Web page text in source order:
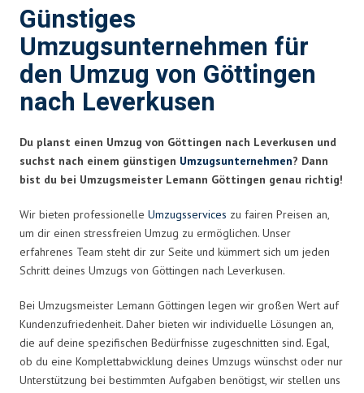
Günstiges
Umzugsunternehmen für
den Umzug von Göttingen
nach Leverkusen
Du planst einen Umzug von Göttingen nach Leverkusen und
suchst nach einem günstigen Umzugsunternehmen? Dann
bist du bei Umzugsmeister Lemann Göttingen genau richtig!
Wir bieten professionelle Umzugsservices zu fairen Preisen an,
um dir einen stressfreien Umzug zu ermöglichen. Unser
erfahrenes Team steht dir zur Seite und kümmert sich um jeden
Schritt deines Umzugs von Göttingen nach Leverkusen.
Bei Umzugsmeister Lemann Göttingen legen wir großen Wert auf
Kundenzufriedenheit. Daher bieten wir individuelle Lösungen an,
die auf deine spezifischen Bedürfnisse zugeschnitten sind. Egal,
ob du eine Komplettabwicklung deines Umzugs wünschst oder nur
Unterstützung bei bestimmten Aufgaben benötigst, wir stellen uns